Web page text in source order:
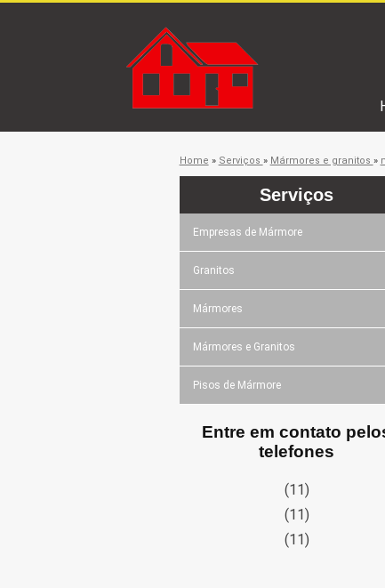
Home » Serviços » Mármores e granitos »
Serviços
Empresas de Mármore
Granitos
Mármores
Mármores e Granitos
Pisos de Mármore
Entre em contato
telefones
(11)
(11)
(11)